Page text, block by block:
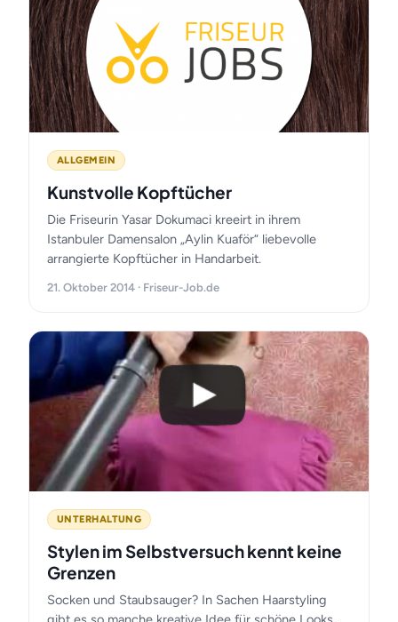
ALLGEMEIN
Kunstvolle Kopftücher
Die Friseurin Yasar Dokumaci kreeirt in ihrem
Istanbuler Damensalon „Aylin Kuaför“ liebevolle
arrangierte Kopftücher in Handarbeit.
21. Oktober 2014 · Friseur-Job.de
UNTERHALTUNG
Stylen im Selbstversuch kennt keine
Grenzen
Socken und Staubsauger? In Sachen Haarstyling